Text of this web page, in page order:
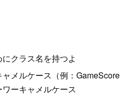
クラス名を持つよ
メルケース（例：GameScore
ーキャメルケース